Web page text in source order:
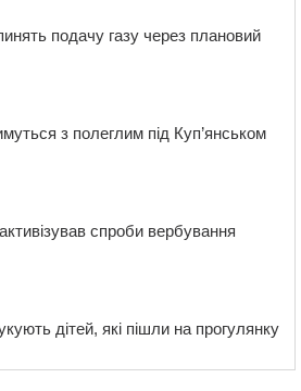
подачу газу через плановий
з полеглим під Куп’янськом
спроби вербування
дітей, які пішли на прогулянку